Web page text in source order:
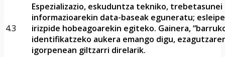
4.3
Espezializazio, eskuduntza tekniko,
informazioarekin data-baseak eguneratu;
irizpide hobeagoarekin egiteko. Gainera,
identifikatzeko aukera emango digu,
igorpenean giltzarri direlarik.